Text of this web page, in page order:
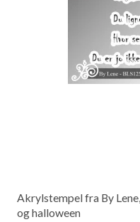
Akrylstempel fra By
og halloween